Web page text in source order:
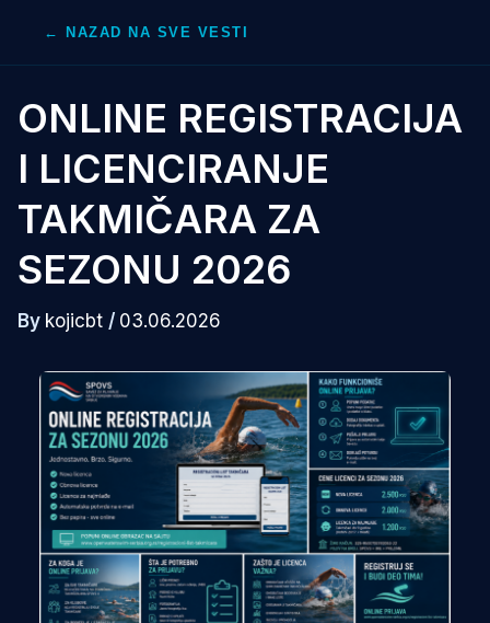
← NAZAD NA SVE VESTI
ONLINE REGISTRACIJA
I LICENCIRANJE
TAKMIČARA ZA
SEZONU 2026
By kojicbt / 03.06.2026